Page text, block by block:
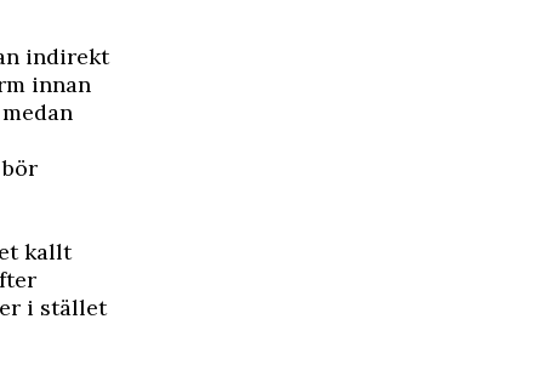
indirekt
innan
kallt
i stället